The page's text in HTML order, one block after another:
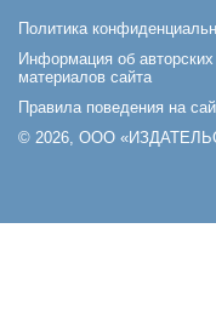
Политика
Информация об
материалов сайта
Правила поведения на
© 2026, ООО